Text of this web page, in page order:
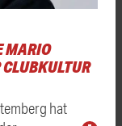
MARIO
hat